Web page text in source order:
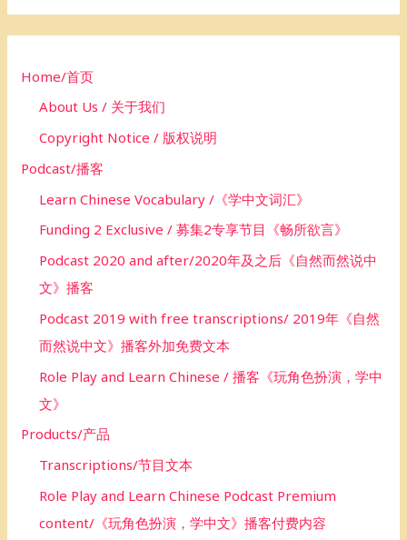
rHome/首页
About Us / 关于我们
Copyright Notice / 版权说明
Podcast/播客
Learn Chinese Vocabulary /《学中文词汇》
Funding 2 Exclusive / 募集2专享节目《畅所欲言》
Podcast 2020 and after/2020年及之后《自然而然说中
文》播客
Podcast 2019 with free transcriptions/ 2019年《自然
而然说中文》播客外加免费文本
Role Play and Learn Chinese / 播客《玩角色扮演，学中
文》
Products/产品
Transcriptions/节目文本
Role Play and Learn Chinese Podcast Premium
content/《玩角色扮演，学中文》播客付费内容